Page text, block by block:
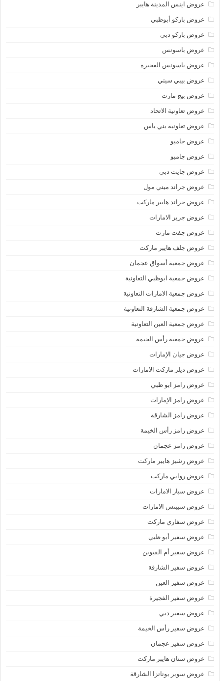
عروض اينس المدينة هايبر
عروض باركو أبوظبي
عروض باركو دبي
عروض باسونس
عروض باسونس الفجيرة
عروض بيبي سيتي
عروض بيج مارت
عروض تعاونية الاتحاد
عروض تعاونية بني ياس
عروض جامبو
عروض جامبو
عروض جايت دبي
عروض جراند ميني مول
عروض جراند هايبر ماركت
عروض جرير الامارات
عروض جفت مارت
عروض جلف هايبر ماركت
عروض جمعية أسواق عجمان
عروض جمعية ابوظبي التعاونية
عروض جمعية الامارات التعاونية
عروض جمعية الشارقة التعاونية
عروض جمعية العين التعاونية
عروض جمعية رأس الخيمة
عروض جيان الإمارات
عروض ديلز ماركت الامارات
عروض رامز ابو ظبي
عروض رامز الإمارات
عروض رامز الشارقة
عروض رامز رأس الخيمة
عروض رامز عجمان
عروض رشيز هايبر ماركت
عروض روابي ماركت
عروض سبار الامارات
عروض سبينس الامارات
عروض سفاري ماركت
عروض سفير أبو ظبي
عروض سفير أم القيوين
عروض سفير الشارقة
عروض سفير العين
عروض سفير الفجيرة
عروض سفير دبي
عروض سفير رأس الخيمة
عروض سفير عجمان
عروض سنان هايبر ماركت
عروض سوبر بونانزا الشارقة